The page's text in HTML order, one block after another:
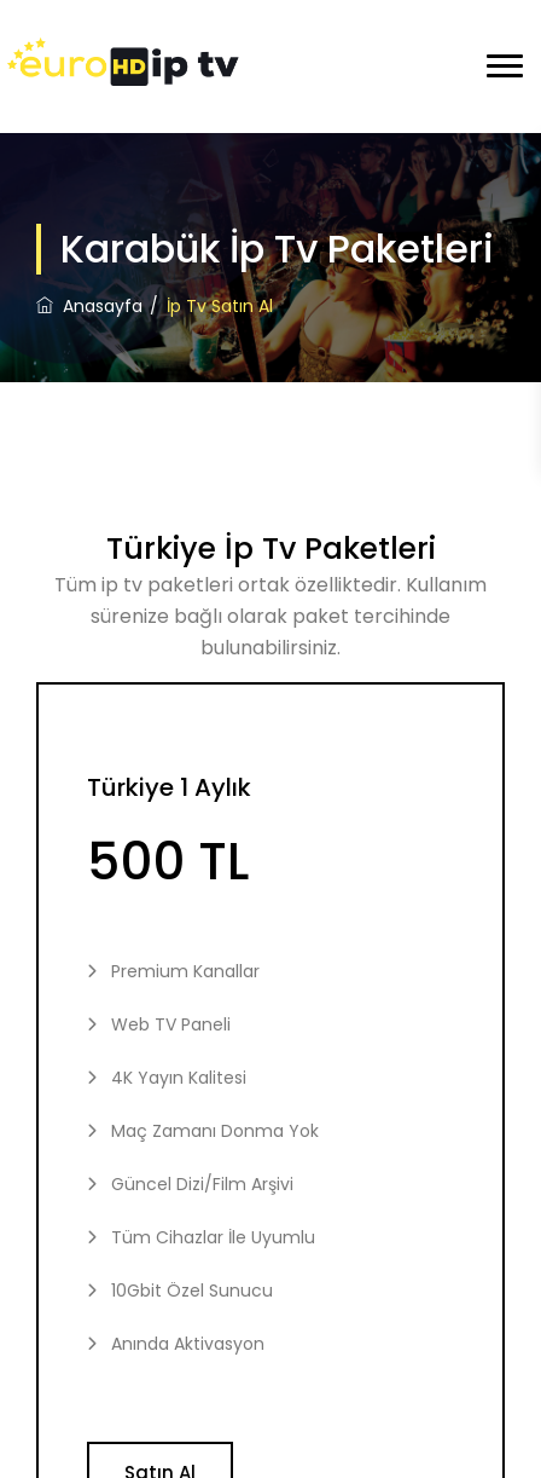
Karabük İp Tv Paketleri
Anasayfa İp Tv Satın Al
Türkiye İp Tv Paketleri
Tüm ip tv paketleri ortak özelliktedir. Kullanım
sürenize bağlı olarak paket tercihinde
bulunabilirsiniz.
Türkiye 1 Aylık
500 TL
Premium Kanallar
Web TV Paneli
4K Yayın Kalitesi
Maç Zamanı Donma Yok
Güncel Dizi/Film Arşivi
Tüm Cihazlar İle Uyumlu
10Gbit Özel Sunucu
Anında Aktivasyon
Satın Al